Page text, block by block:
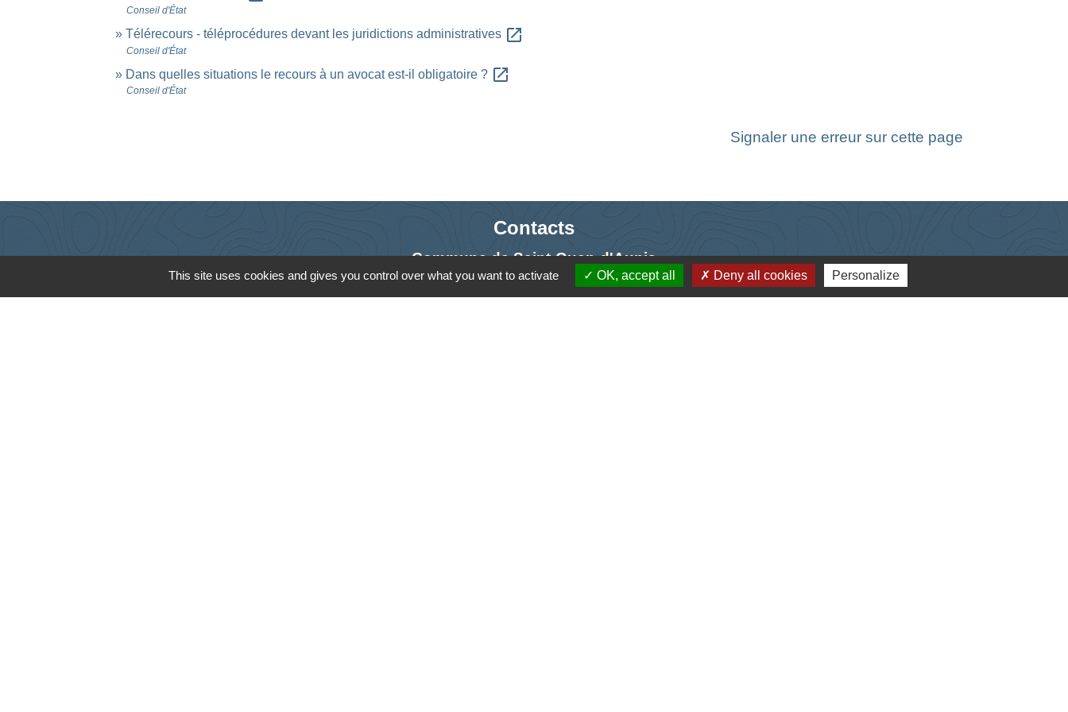
Conseil d'État
Télérecours - téléprocédures devant les juridictions administratives open_in_new
Conseil d'État
Dans quelles situations le recours à un avocat est-il obligatoire ? open_in_new
Conseil d'État
Signaler une erreur sur cette page
Contacts
Commune de Saint-Ouen-d'Aunis
61 rue Marie Louise Cardin
17230 Saint-Ouen-d'Aunis - FRANCE
This site uses cookies and gives you control over what you want to activate OK, accept all Deny all cookies Personalize